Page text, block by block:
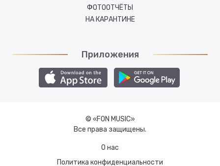
ФОТООТЧЁТЫ
НА КАРАНТИНЕ
Приложения
© «FON MUSIC»
Все права защищены.
О нас
Политика конфиденциальности